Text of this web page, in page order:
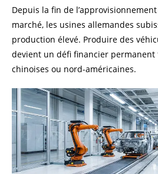
Depuis la fin de
marché, les usines allemandes
production élevé. Produire des
devient un défi financier permanent
chinoises ou nord-américaines.